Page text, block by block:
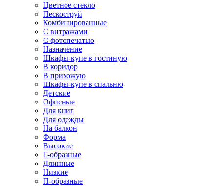
Цветное стекло
Пескоструй
Комбинированные
С витражами
С фотопечатью
Назначение
Шкафы-купе в гостиную
В коридор
В прихожую
Шкафы-купе в спальню
Детские
Офисные
Для книг
Для одежды
На балкон
Форма
Высокие
Г-образные
Длинные
Низкие
П-образные